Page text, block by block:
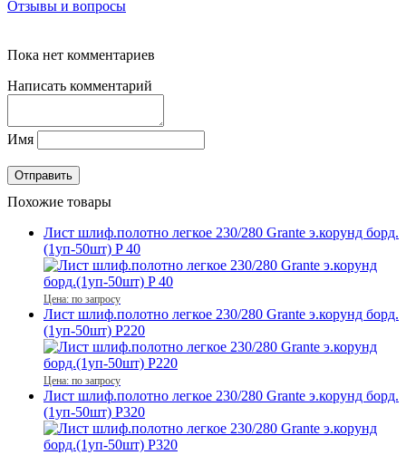
Отзывы и вопросы
Пока нет комментариев
Написать комментарий
Имя
Похожие товары
Лист шлиф.полотно легкое 230/280 Grante э.корунд борд.
(1уп-50шт) P 40
Цена: по запросу
Лист шлиф.полотно легкое 230/280 Grante э.корунд борд.
(1уп-50шт) P220
Цена: по запросу
Лист шлиф.полотно легкое 230/280 Grante э.корунд борд.
(1уп-50шт) P320